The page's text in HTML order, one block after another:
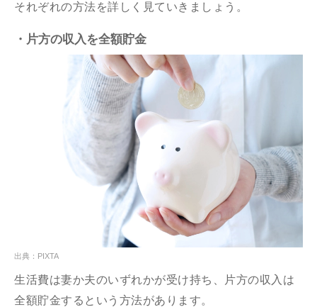
それぞれの方法を詳しく見ていきましょう。
・片方の収入を全額貯金
出典：PIXTA
生活費は妻か夫のいずれかが受け持ち、片方の収入は
全額貯金するという方法があります。